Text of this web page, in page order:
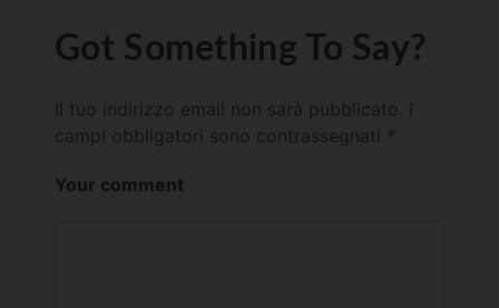
Got Something To Say?
Il tuo indirizzo email non sarà pubblicato.
campi obbligatori sono contrassegnati *
Your comment